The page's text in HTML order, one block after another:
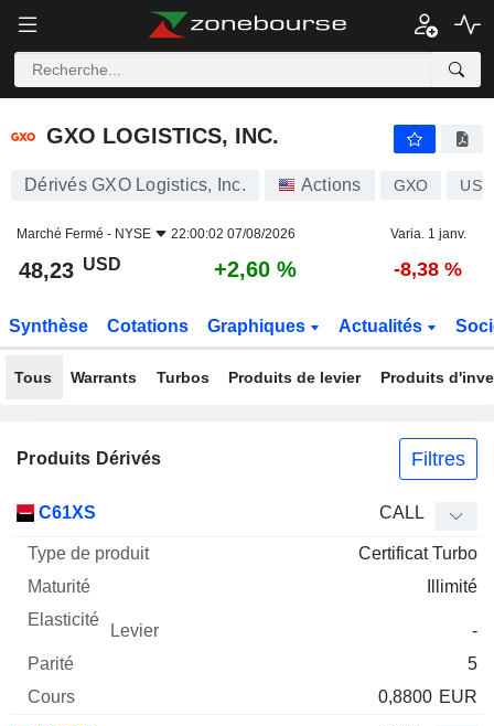
GXO LOGISTICS, INC.
GXO LOGISTICS, INC.
Dérivés GXO Logistics, Inc. Actions GXO
Marché Fermé - NYSE 22:00:02 07/08/2026 Varia. 1 janv.
48,23 USD +2,60 % -8,38 %
Synthèse Cotations Graphiques Actualités
Tous Warrants Turbos Produits de levier Produits
Produits Dérivés Filtres
Mnemo Type produit
Levier Parité
C61XS CALL
Certificat Turbo
Illimité
-
5
0,8800 EUR